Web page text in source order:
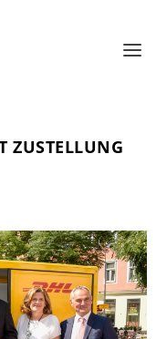
ZUSTELLUNG